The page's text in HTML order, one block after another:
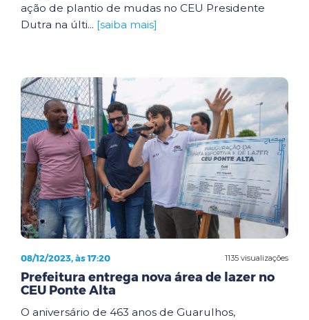
ação de plantio de mudas no CEU Presidente
Dutra na últi... [saiba mais]
1135 visualizações
08/12/2023, às 17:20
Prefeitura entrega nova área de lazer no
CEU Ponte Alta
O aniversário de 463 anos de Guarulhos,